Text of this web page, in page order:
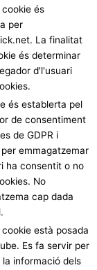
és
per
La finalitat
és determinar
d'l'usuari
és establerta pel
de consentiment
de GDPR i
emmagatzemar
ha consentit o no
No
cap dada
està posada
Es fa servir per
la informació dels